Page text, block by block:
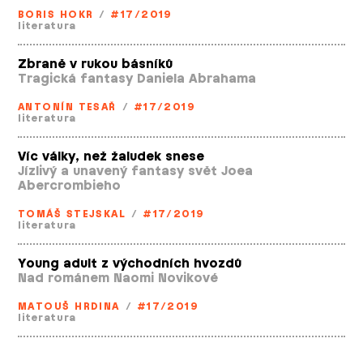
BORIS HOKR / #17/2019
literatura
Zbraně v rukou básníků
Tragická fantasy Daniela Abrahama
ANTONÍN TESAŘ / #17/2019
literatura
Víc války, než žaludek snese
Jízlivý a unavený fantasy svět Joea
Abercrombieho
TOMÁŠ STEJSKAL / #17/2019
literatura
Young adult z východních hvozdů
Nad románem Naomi Novikové
MATOUŠ HRDINA / #17/2019
literatura